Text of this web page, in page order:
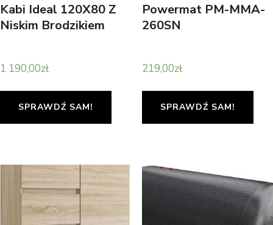
Kabi Ideal 120X80 Z
Niskim Brodzikiem
1 190,00zł
SPRAWDŹ SAM!
Powermat PM-MMA-
260SN
219,00zł
SPRAWDŹ SAM!